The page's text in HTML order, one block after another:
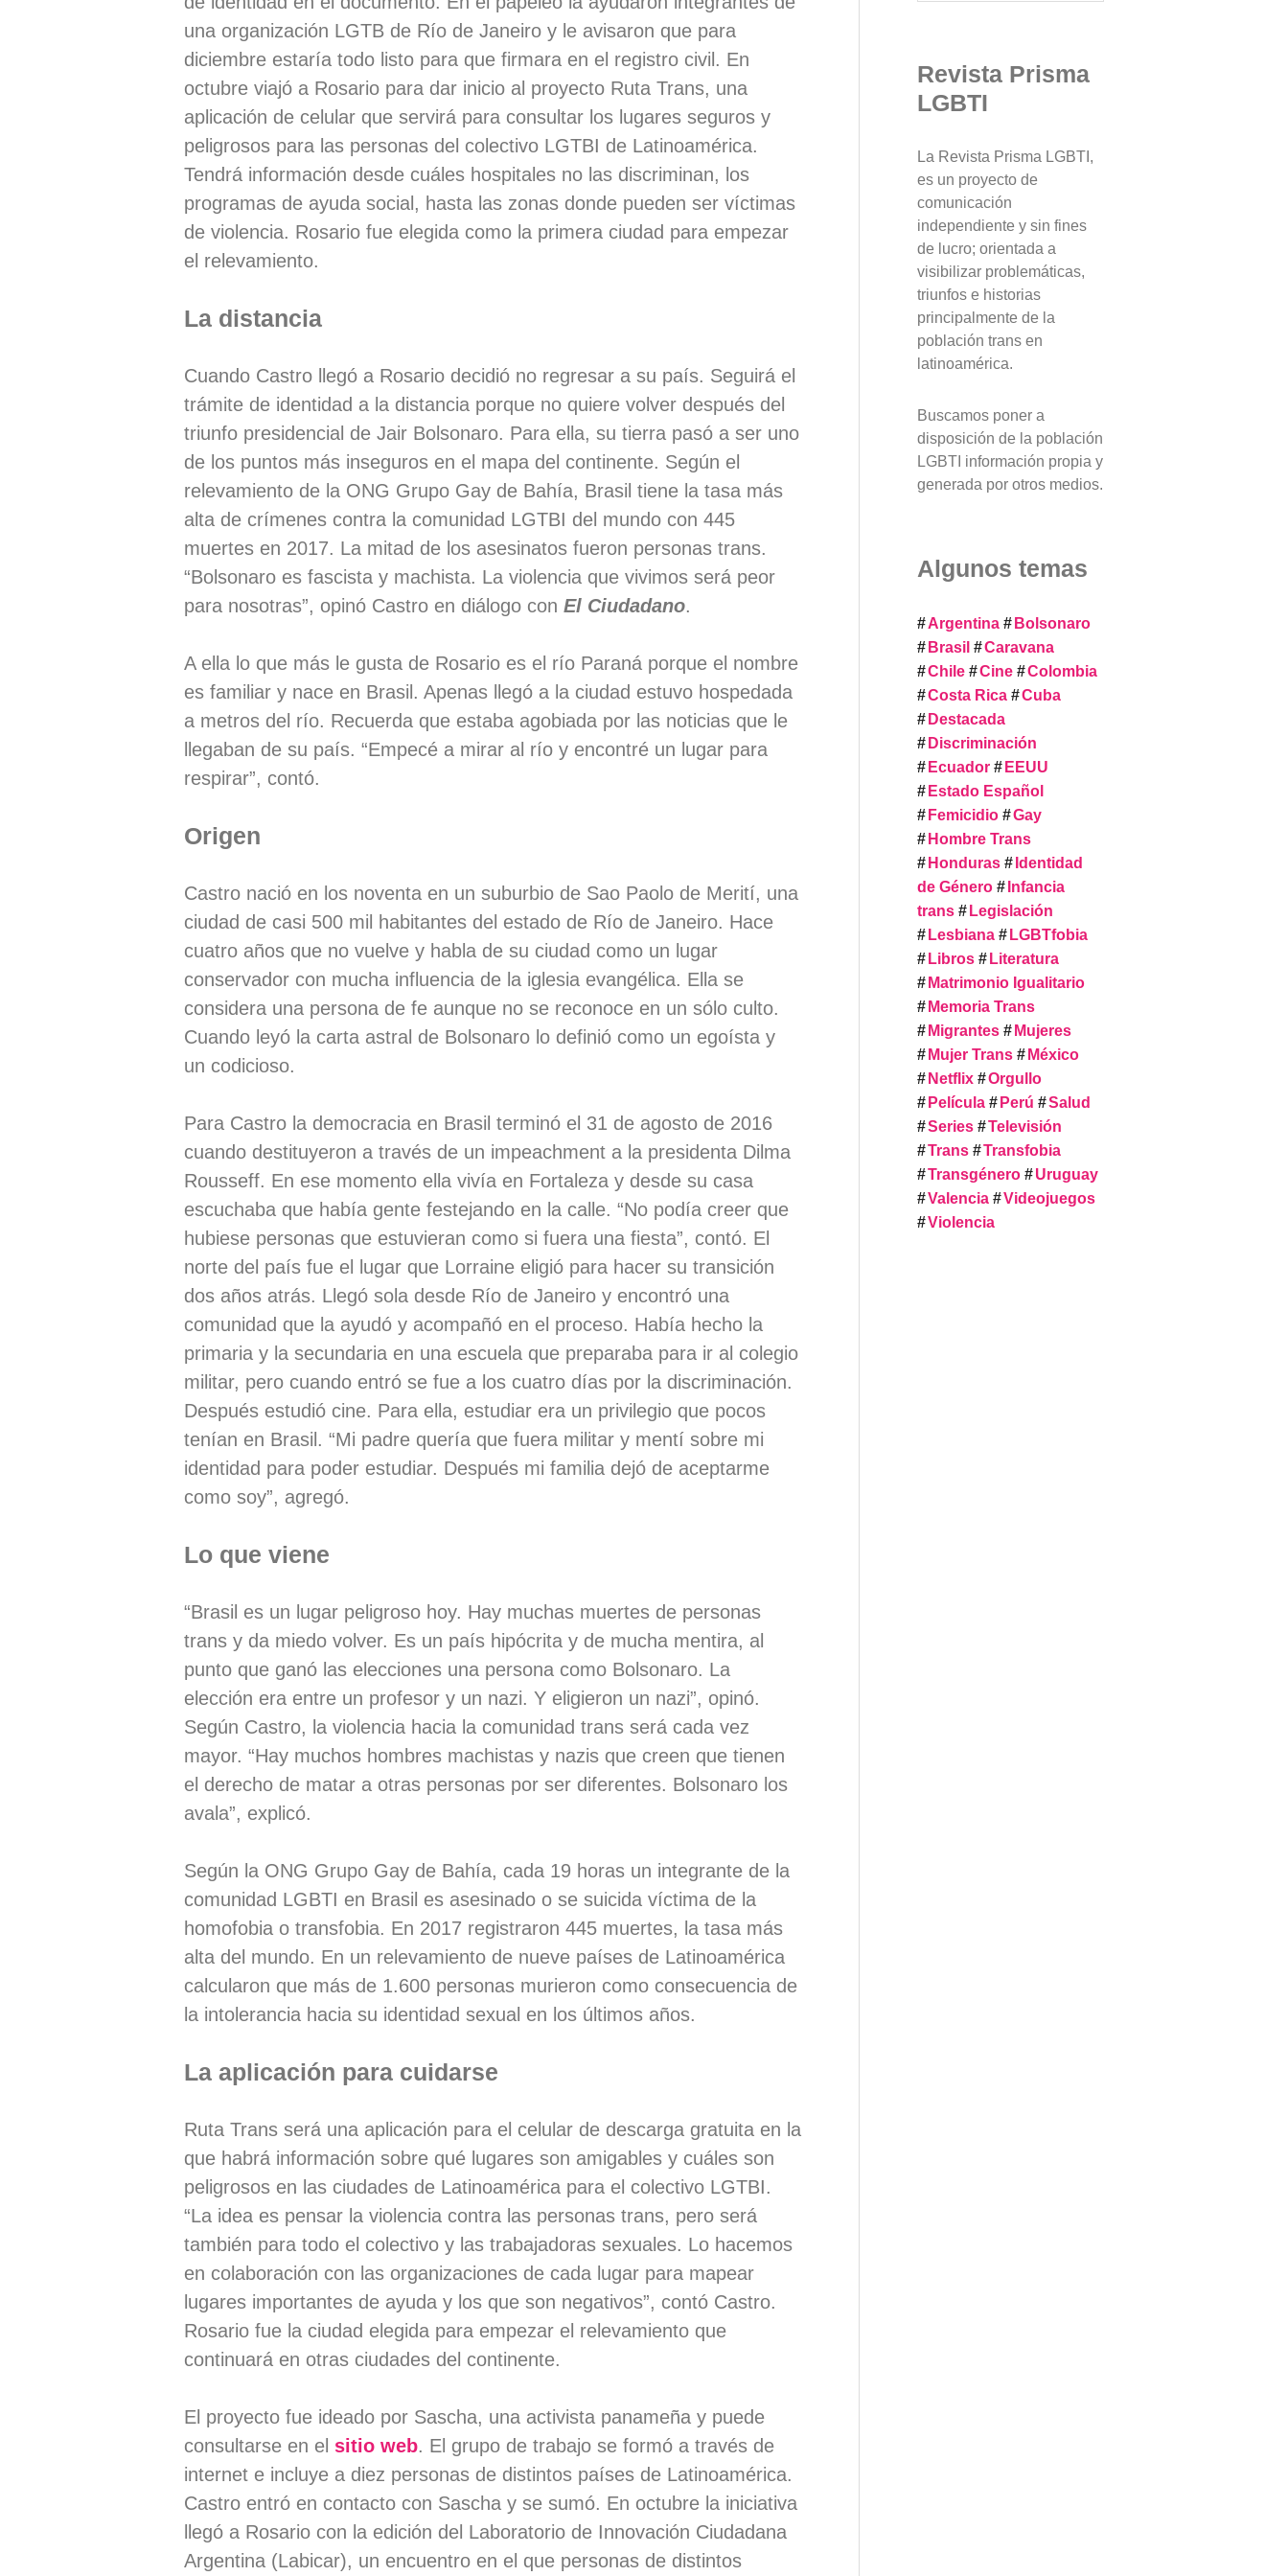
una organización LGTB de Río de Janeiro y le avisaron que para
diciembre estaría todo listo para que firmara en el registro civil. En
octubre viajó a Rosario para dar inicio al proyecto Ruta Trans, una
aplicación de celular que servirá para consultar los lugares seguros y
peligrosos para las personas del colectivo LGTBI de Latinoamérica.
Tendrá información desde cuáles hospitales no las discriminan, los
programas de ayuda social, hasta las zonas donde pueden ser víctimas
de violencia. Rosario fue elegida como la primera ciudad para empezar
el relevamiento.
La distancia
Cuando Castro llegó a Rosario decidió no regresar a su país. Seguirá el
trámite de identidad a la distancia porque no quiere volver después del
triunfo presidencial de Jair Bolsonaro. Para ella, su tierra pasó a ser uno
de los puntos más inseguros en el mapa del continente. Según el
relevamiento de la ONG Grupo Gay de Bahía, Brasil tiene la tasa más
alta de crímenes contra la comunidad LGTBI del mundo con 445
muertes en 2017. La mitad de los asesinatos fueron personas trans.
“Bolsonaro es fascista y machista. La violencia que vivimos será peor
para nosotras”, opinó Castro en diálogo con El Ciudadano.
A ella lo que más le gusta de Rosario es el río Paraná porque el nombre
es familiar y nace en Brasil. Apenas llegó a la ciudad estuvo hospedada
a metros del río. Recuerda que estaba agobiada por las noticias que le
llegaban de su país. “Empecé a mirar al río y encontré un lugar para
respirar”, contó.
Origen
Castro nació en los noventa en un suburbio de Sao Paolo de Merití, una
ciudad de casi 500 mil habitantes del estado de Río de Janeiro. Hace
cuatro años que no vuelve y habla de su ciudad como un lugar
conservador con mucha influencia de la iglesia evangélica. Ella se
considera una persona de fe aunque no se reconoce en un sólo culto.
Cuando leyó la carta astral de Bolsonaro lo definió como un egoísta y
un codicioso.
Para Castro la democracia en Brasil terminó el 31 de agosto de 2016
cuando destituyeron a través de un impeachment a la presidenta Dilma
Rousseff. En ese momento ella vivía en Fortaleza y desde su casa
escuchaba que había gente festejando en la calle. “No podía creer que
hubiese personas que estuvieran como si fuera una fiesta”, contó. El
norte del país fue el lugar que Lorraine eligió para hacer su transición
dos años atrás. Llegó sola desde Río de Janeiro y encontró una
comunidad que la ayudó y acompañó en el proceso. Había hecho la
primaria y la secundaria en una escuela que preparaba para ir al colegio
militar, pero cuando entró se fue a los cuatro días por la discriminación.
Después estudió cine. Para ella, estudiar era un privilegio que pocos
tenían en Brasil. “Mi padre quería que fuera militar y mentí sobre mi
identidad para poder estudiar. Después mi familia dejó de aceptarme
como soy”, agregó.
Lo que viene
“Brasil es un lugar peligroso hoy. Hay muchas muertes de personas
trans y da miedo volver. Es un país hipócrita y de mucha mentira, al
punto que ganó las elecciones una persona como Bolsonaro. La
elección era entre un profesor y un nazi. Y eligieron un nazi”, opinó.
Según Castro, la violencia hacia la comunidad trans será cada vez
mayor. “Hay muchos hombres machistas y nazis que creen que tienen
el derecho de matar a otras personas por ser diferentes. Bolsonaro los
avala”, explicó.
Según la ONG Grupo Gay de Bahía, cada 19 horas un integrante de la
comunidad LGBTI en Brasil es asesinado o se suicida víctima de la
homofobia o transfobia. En 2017 registraron 445 muertes, la tasa más
alta del mundo. En un relevamiento de nueve países de Latinoamérica
calcularon que más de 1.600 personas murieron como consecuencia de
la intolerancia hacia su identidad sexual en los últimos años.
La aplicación para cuidarse
Ruta Trans será una aplicación para el celular de descarga gratuita en la
que habrá información sobre qué lugares son amigables y cuáles son
peligrosos en las ciudades de Latinoamérica para el colectivo LGTBI.
“La idea es pensar la violencia contra las personas trans, pero será
también para todo el colectivo y las trabajadoras sexuales. Lo hacemos
en colaboración con las organizaciones de cada lugar para mapear
lugares importantes de ayuda y los que son negativos”, contó Castro.
Rosario fue la ciudad elegida para empezar el relevamiento que
continuará en otras ciudades del continente.
El proyecto fue ideado por Sascha, una activista panameña y puede
consultarse en el sitio web. El grupo de trabajo se formó a través de
internet e incluye a diez personas de distintos países de Latinoamérica.
Castro entró en contacto con Sascha y se sumó. En octubre la iniciativa
llegó a Rosario con la edición del Laboratorio de Innovación Ciudadana
Argentina (Labicar), un encuentro en el que personas de distintos
a
r
:
Revista Prisma
LGBTI
La Revista Prisma LGBTI,
es un proyecto de
comunicación
independiente y sin fines
de lucro; orientada a
visibilizar problemáticas,
triunfos e historias
principalmente de la
población trans en
latinoamérica.
Buscamos poner a
disposición de la población
LGBTI información propia y
generada por otros medios.
Algunos temas
Argentina
Bolsonaro
Brasil
Caravana
Chile
Cine
Colombia
Costa Rica
Cuba
Destacada
Discriminación
Ecuador
EEUU
Estado Español
Femicidio
Gay
Hombre Trans
Honduras
Identidad
de Género
Infancia
trans
Legislación
Lesbiana
LGBTfobia
Libros
Literatura
Matrimonio Igualitario
Memoria Trans
Migrantes
Mujeres
Mujer Trans
México
Netflix
Orgullo
Película
Perú
Salud
Series
Televisión
Trans
Transfobia
Transgénero
Uruguay
Valencia
Videojuegos
Violencia